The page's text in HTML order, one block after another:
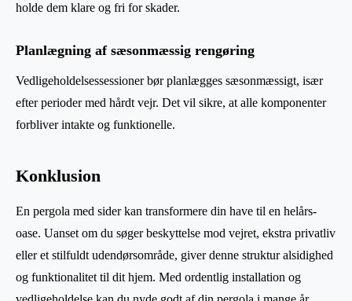
holde dem klare og fri for skader.
Planlægning af sæsonmæssig rengøring
Vedligeholdelsessessioner bør planlægges sæsonmæssigt, især
efter perioder med hårdt vejr. Det vil sikre, at alle komponenter
forbliver intakte og funktionelle.
Konklusion
En pergola med sider kan transformere din have til en helårs-
oase. Uanset om du søger beskyttelse mod vejret, ekstra privatliv
eller et stilfuldt udendørsområde, giver denne struktur alsidighed
og funktionalitet til dit hjem. Med ordentlig installation og